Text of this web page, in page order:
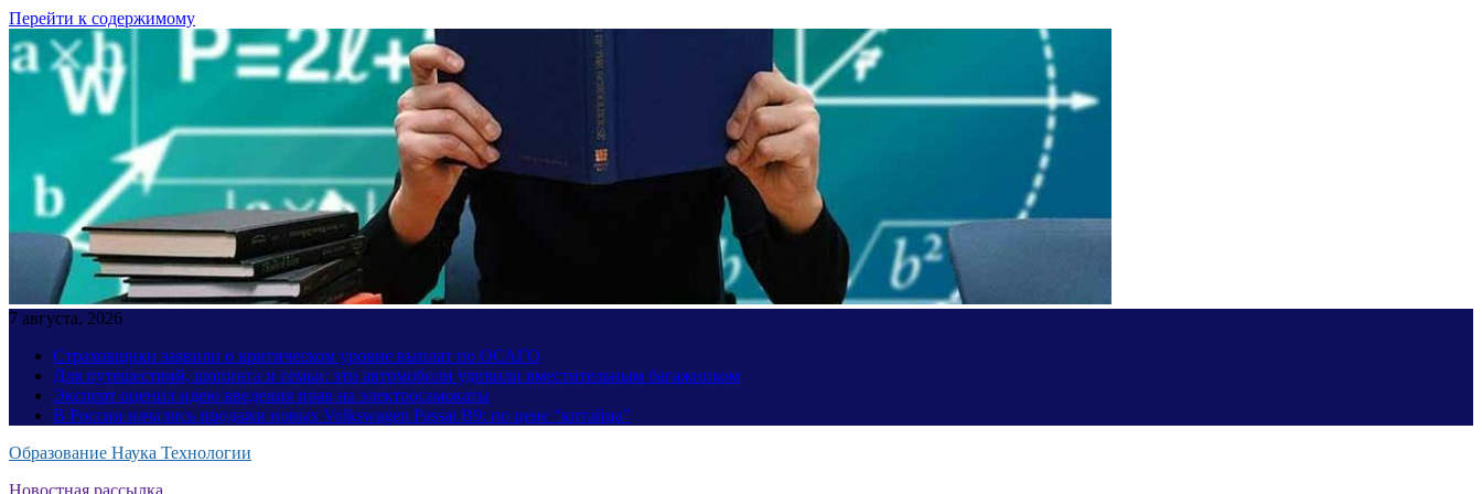
Перейти к содержимому
7 августа, 2026
Страховщики заявили о критическом уровне выплат по ОСАГО
Для путешествий, шопинга и семьи: эти автомобили удивили вместительным багажником
Эксперт оценил идею введения прав на электросамокаты
В России начались продажи новых Volkswagen Passat B9: по цене “китайца”
Образование Наука Технологии
Новостная рассылка